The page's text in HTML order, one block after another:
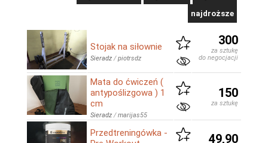
najdroższe
Stojak na siłownie
Sieradz /piotrsdz
300
za sztukę
do negocjacji
Mata do ćwiczeń (
antypoślizgowa ) 1
cm
Sieradz /marijas55
150
za sztukę
Przedtreningówka -
49,90